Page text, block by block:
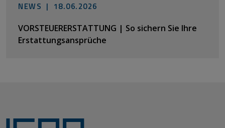
NEWS | 18.06.2026
VORSTEUERERSTATTUNG | So sichern Sie Ihre
Erstattungsansprüche